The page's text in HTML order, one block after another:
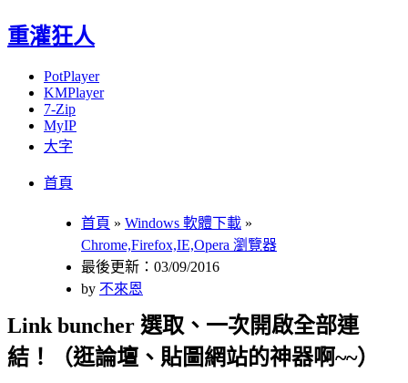
重灌狂人
PotPlayer
KMPlayer
7-Zip
MyIP
大字
首頁
首頁 » Windows 軟體下載 »
Chrome,Firefox,IE,Opera 瀏覽器
最後更新：03/09/2016
by 不來恩
Link buncher 選取、一次開啟全部連
結！（逛論壇、貼圖網站的神器啊~~）